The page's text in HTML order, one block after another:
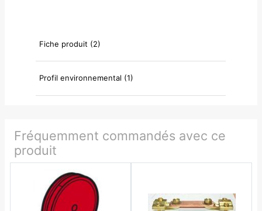
Fiche produit (2)
Profil environnemental (1)
Fréquemment commandés avec ce
produit